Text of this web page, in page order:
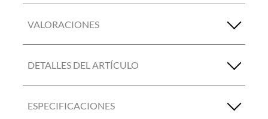
VALORACIONES
DETALLES DEL ARTÍCULO
ESPECIFICACIONES